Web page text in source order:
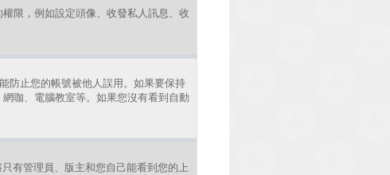
限，例如設定頭像、收發私人訊息、收
防止您的帳號被他人誤用。如果要保持
咖、電腦教室等。如果您沒有看到自動
只有管理員、版主和您自己能看到您的上